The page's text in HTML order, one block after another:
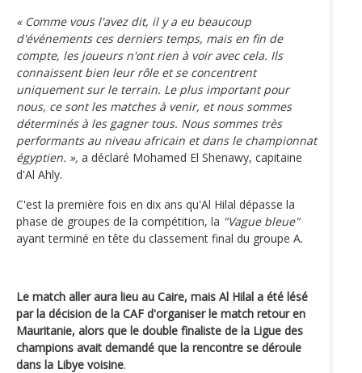
« Comme vous l'avez dit, il y a eu beaucoup
d'événements ces derniers temps, mais en fin de
compte, les joueurs n'ont rien à voir avec cela. Ils
connaissent bien leur rôle et se concentrent
uniquement sur le terrain. Le plus important pour
nous, ce sont les matches à venir, et nous sommes
déterminés à les gagner tous. Nous sommes très
performants au niveau africain et dans le championnat
égyptien. », a déclaré Mohamed El Shenawy, capitaine
d'Al Ahly.
C'est la première fois en dix ans qu'Al Hilal dépasse la
phase de groupes de la compétition, la "Vague bleue"
ayant terminé en tête du classement final du groupe A.
Le match aller aura lieu au Caire, mais Al Hilal a été lésé
par la décision de la CAF d'organiser le match retour en
Mauritanie, alors que le double finaliste de la Ligue des
champions avait demandé que la rencontre se déroule
dans la Libye voisine.